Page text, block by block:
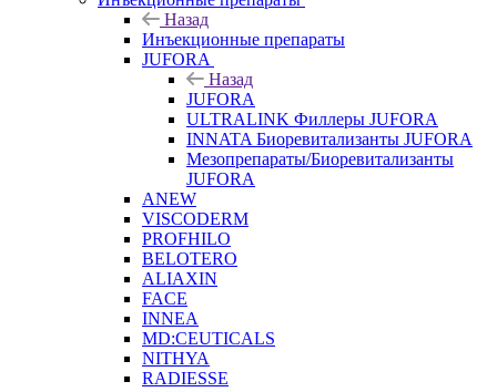
Назад
Инъекционные препараты
JUFORA
Назад
JUFORA
ULTRALINK Филлеры JUFORA
INNATA Биоревитализанты JUFORA
Мезопрепараты/Биоревитализанты
JUFORA
ANEW
VISCODERM
PROFHILO
BELOTERO
ALIAXIN
FACE
INNEA
MD:CEUTICALS
NITHYA
RADIESSE